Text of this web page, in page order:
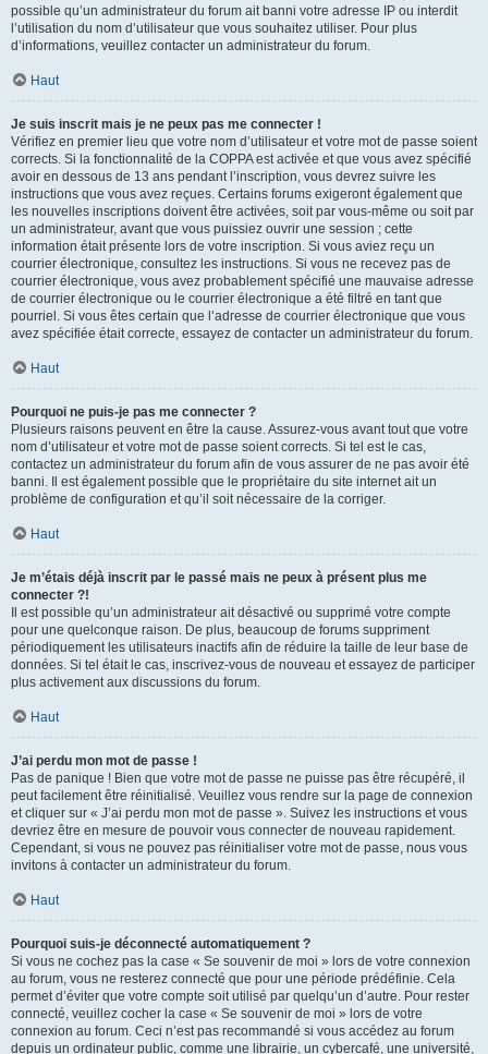
possible qu’un administrateur du forum ait banni votre adresse IP ou interdit
l’utilisation du nom d’utilisateur que vous souhaitez utiliser. Pour plus
d’informations, veuillez contacter un administrateur du forum.
Haut
Je suis inscrit mais je ne peux pas me connecter !
Vérifiez en premier lieu que votre nom d’utilisateur et votre mot de passe soient
corrects. Si la fonctionnalité de la COPPA est activée et que vous avez spécifié
avoir en dessous de 13 ans pendant l’inscription, vous devrez suivre les
instructions que vous avez reçues. Certains forums exigeront également que
les nouvelles inscriptions doivent être activées, soit par vous-même ou soit par
un administrateur, avant que vous puissiez ouvrir une session ; cette
information était présente lors de votre inscription. Si vous aviez reçu un
courrier électronique, consultez les instructions. Si vous ne recevez pas de
courrier électronique, vous avez probablement spécifié une mauvaise adresse
de courrier électronique ou le courrier électronique a été filtré en tant que
pourriel. Si vous êtes certain que l’adresse de courrier électronique que vous
avez spécifiée était correcte, essayez de contacter un administrateur du forum.
Haut
Pourquoi ne puis-je pas me connecter ?
Plusieurs raisons peuvent en être la cause. Assurez-vous avant tout que votre
nom d’utilisateur et votre mot de passe soient corrects. Si tel est le cas,
contactez un administrateur du forum afin de vous assurer de ne pas avoir été
banni. Il est également possible que le propriétaire du site internet ait un
problème de configuration et qu’il soit nécessaire de la corriger.
Haut
Je m’étais déjà inscrit par le passé mais ne peux à présent plus me
connecter ?!
Il est possible qu’un administrateur ait désactivé ou supprimé votre compte
pour une quelconque raison. De plus, beaucoup de forums suppriment
périodiquement les utilisateurs inactifs afin de réduire la taille de leur base de
données. Si tel était le cas, inscrivez-vous de nouveau et essayez de participer
plus activement aux discussions du forum.
Haut
J’ai perdu mon mot de passe !
Pas de panique ! Bien que votre mot de passe ne puisse pas être récupéré, il
peut facilement être réinitialisé. Veuillez vous rendre sur la page de connexion
et cliquer sur « J’ai perdu mon mot de passe ». Suivez les instructions et vous
devriez être en mesure de pouvoir vous connecter de nouveau rapidement.
Cependant, si vous ne pouvez pas réinitialiser votre mot de passe, nous vous
invitons à contacter un administrateur du forum.
Haut
Pourquoi suis-je déconnecté automatiquement ?
Si vous ne cochez pas la case « Se souvenir de moi » lors de votre connexion
au forum, vous ne resterez connecté que pour une période prédéfinie. Cela
permet d’éviter que votre compte soit utilisé par quelqu’un d’autre. Pour rester
connecté, veuillez cocher la case « Se souvenir de moi » lors de votre
connexion au forum. Ceci n’est pas recommandé si vous accédez au forum
depuis un ordinateur public, comme une librairie, un cybercafé, une université,